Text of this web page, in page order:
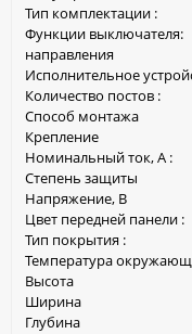
Тип
Функции
направления
Исполнительное
Способ
Крепление В
Степень
Цвет передней
Тип
Температура